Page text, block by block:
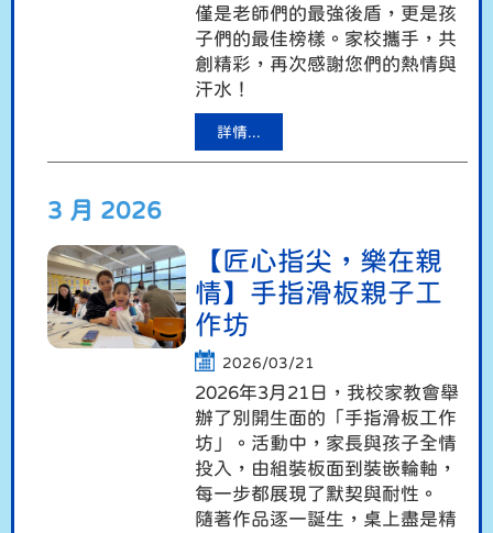
僅是老師們的最強後盾，更是孩
子們的最佳榜樣。家校攜手，共
創精彩，再次感謝您們的熱情與
汗水！
詳情...
3 月 2026
【匠心指尖，樂在親
情】手指滑板親子工
作坊
2026/03/21
2026年3月21日，我校家教會舉
辦了別開生面的「手指滑板工作
坊」。活動中，家長與孩子全情
投入，由組裝板面到裝嵌輪軸，
每一步都展現了默契與耐性。
隨著作品逐一誕生，桌上盡是精